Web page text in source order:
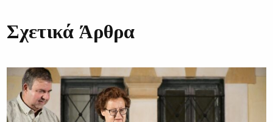
Σχετικά Άρθρα